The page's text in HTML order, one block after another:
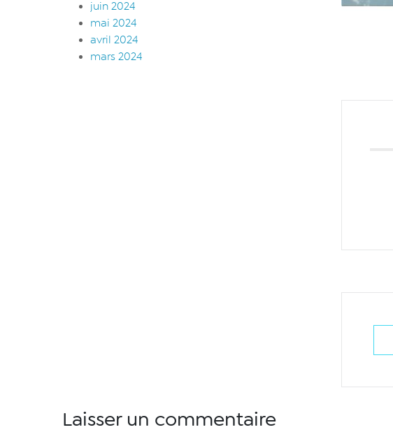
juin 2024
mai 2024
avril 2024
mars 2024
Laisser un commentaire